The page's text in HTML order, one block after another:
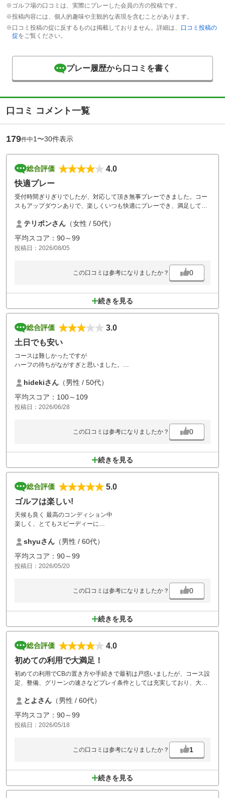
※ゴルフ場の口コミは、実際にプレーした会員の方の投稿です。
※投稿内容には、個人的趣味や主観的な表現を含むことがあります。
※口コミ投稿の掟に反するものは掲載しておりません。詳細は、 口コミ投稿の
掟をご覧ください。
プレー履歴から口コミを書く
口コミ コメント一覧
179件中1〜30件表示
総合評価
4.0
快適プレー
受付時間ぎりぎりでしたが、対応して頂き無事プレーできました。コー
スもアップダウンありで、楽しくいつも快適にプレーでき、満足してい
す！テリポンさん （女性 / 50代）
平均スコア：90～99
投稿日：2026/08/05
この口コミは参考になりましたか？ 0
続きを見る
総合評価
3.0
土日でも安い
コースは難しかったですが
ハーフの待ちがながすぎと思いました。
感じました。あとはもう少しラフを
かってほしいかなと
かなり玉なくしました。
hidekiさん （男性 / 50代）
平均スコア：100～109
投稿日：2026/06/28
この口コミは参考になりましたか？ 0
続きを見る
総合評価
5.0
ゴルフは楽しい!
天候も良く 最高のコンディション中
楽しく、とてもスピーディーに
※途中コース案内表示が 分かりやすいと
親切かと思います
shyuさん （男性 / 60代）
平均スコア：90～99
投稿日：2026/05/20
この口コミは参考になりましたか？ 0
続きを見る
総合評価
4.0
初めての利用で大満足！
初めての利用でCBの置き方や手続きで最初は戸惑いましたが、コース設
定、整備、グリーンの速さなどプレイ条件としては充実しており、大変
ッチ、おにぎり」の昼食も美味しかったです。カートにスコア入力、コ
ース説明や前方カートの位置がわかるナビが付いていれば更に楽しくな
ります。是非ご検討をお願いします。
とよさん （男性 / 60代）
平均スコア：90～99
投稿日：2026/05/18
この口コミは参考になりましたか？ 1
続きを見る